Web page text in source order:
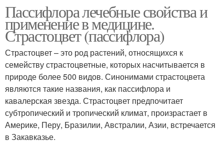
Пассифлора лечебные свойства и
применение в медицине.
Страстоцвет (пассифлора)
Страстоцвет – это род растений, относящихся к
семейству страстоцветные, которых насчитывается в
природе более 500 видов. Синонимами страстоцвета
являются такие названия, как пассифлора и
кавалерская звезда. Страстоцвет предпочитает
субтропический и тропический климат, произрастает в
Америке, Перу, Бразилии, Австралии, Азии, встречается
в Закавказье.